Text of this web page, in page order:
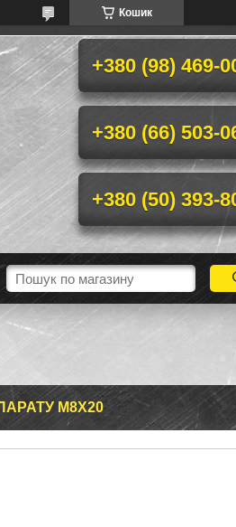
Кошик
+380 (98) 469-
+380 (66) 503-
+380 (50) 393-
М8Х20